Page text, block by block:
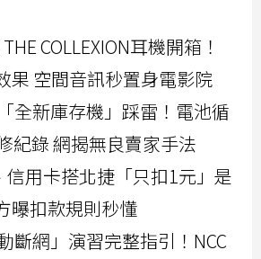
COLLEXION耳機開箱！
果 空間音訊秒置身電影院
全新庫存機」踩雷！電池循
紀錄 網揭無良賣家手法
信用卡搭北捷「只扣1元」是
曝扣款規則秒懂
斷網」演習完整指引！NCC